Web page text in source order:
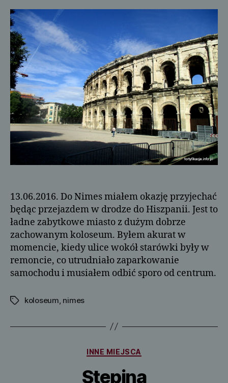
13.06.2016. Do Nimes miałem okazję przyjechać
będąc przejazdem w drodze do Hiszpanii. Jest to
ładne zabytkowe miasto z dużym dobrze
zachowanym koloseum. Byłem akurat w
momencie, kiedy ulice wokół starówki były w
remoncie, co utrudniało zaparkowanie
samochodu i musiałem odbić sporo od centrum.
Tagikoloseum nimes
Kategorie
INNE MIEJSCA
Stępina